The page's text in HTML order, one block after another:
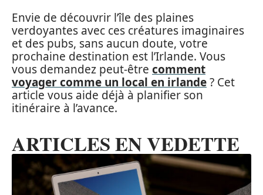
Envie de découvrir l’île des plaines
verdoyantes avec ces créatures imaginaires
et des pubs, sans aucun doute, votre
prochaine destination est l’Irlande. Vous
vous demandez peut-être comment
voyager comme un local en irlande? Cet
article vous aide déjà à planifier son
itinéraire à l’avance.
ARTICLES EN VEDETTE